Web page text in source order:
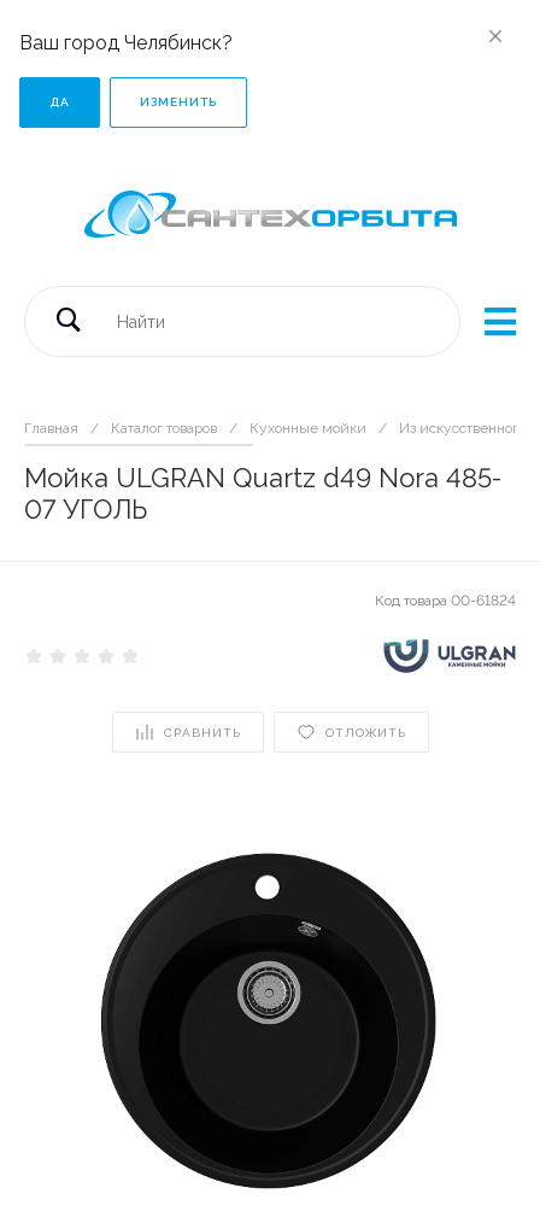
Ваш город Челябинск?
ДА ИЗМЕНИТЬ
Главная / Каталог товаров / Кухонные мойки / Из искусственного
Мойка ULGRAN Quartz d49 Nora 485-
07 УГОЛЬ
Код товара 00-61824
СРАВНИТЬ ОТЛОЖИТЬ